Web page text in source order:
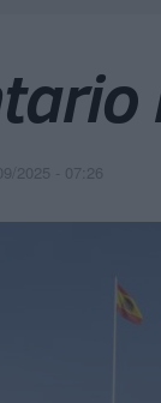
2025 - 07:26